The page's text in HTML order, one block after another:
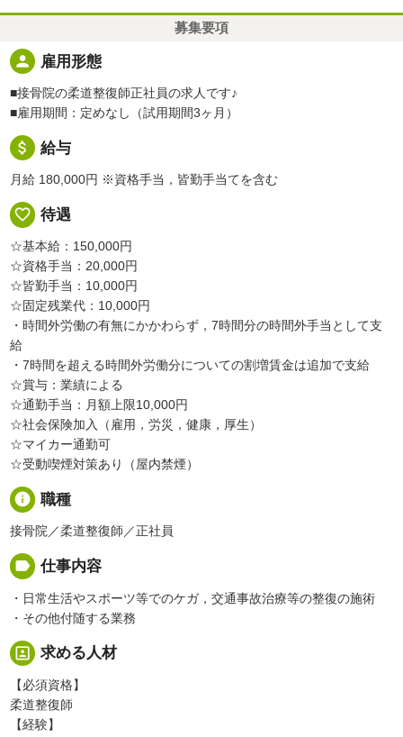
募集要項
person 雇用形態
■接骨院の柔道整復師正社員の求人です♪
■雇用期間：定めなし（試用期間3ヶ月）
attach_money 給与
月給 180,000円 ※資格手当，皆勤手当てを含む
favorite_border 待遇
☆基本給：150,000円
☆資格手当：20,000円
☆皆勤手当：10,000円
☆固定残業代：10,000円
・時間外労働の有無にかかわらず，7時間分の時間外手当として支
給
・7時間を超える時間外労働分についての割増賃金は追加で支給
☆賞与：業績による
☆通勤手当：月額上限10,000円
☆社会保険加入（雇用，労災，健康，厚生）
☆マイカー通勤可
☆受動喫煙対策あり（屋内禁煙）
info 職種
接骨院／柔道整復師／正社員
label 仕事内容
・日常生活やスポーツ等でのケガ，交通事故治療等の整復の施術
・その他付随する業務
portrait 求める人材
【必須資格】
柔道整復師
【経験】